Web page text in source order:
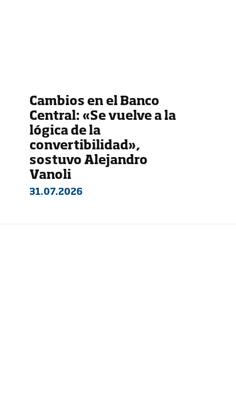
Cambios en el Banco
Central: «Se vuelve a la
lógica de la
convertibilidad»,
sostuvo Alejandro
Vanoli
31.07.2026